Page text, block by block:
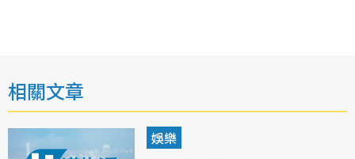
相關文章
娛樂